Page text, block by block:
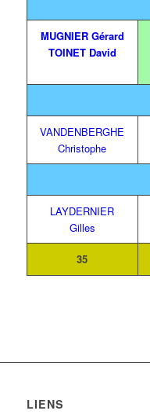
MUGNIER Gérard
TOINET David
VANDENBERGHE
Christophe
LAYDERNIER
Gilles
35
LIENS